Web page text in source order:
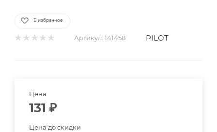
В избранное
Артикул: 141458 PILOT
Цена
131 ₽
Цена до скидки